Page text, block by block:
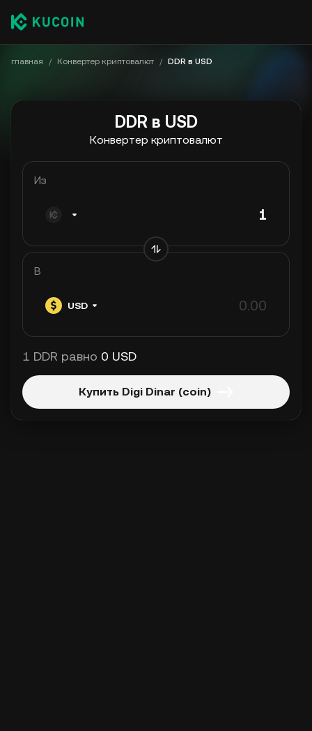
главная / Конвертер криптовалют / DDR в USD
DDR в USD
Конвертер криптовалют
Из
В
USD
1 DDR равно 0 USD
Купить Digi Dinar (coin)